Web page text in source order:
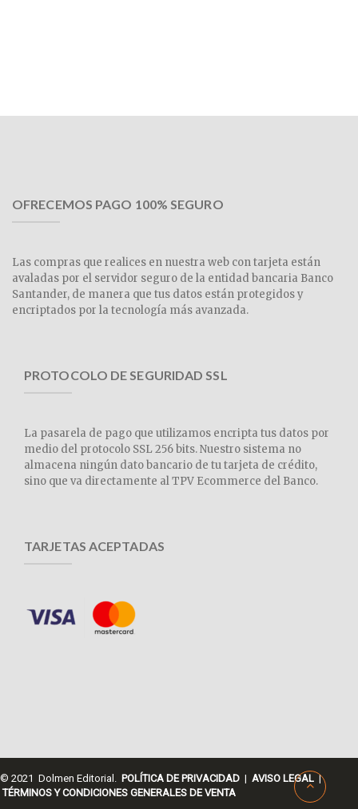
OFRECEMOS PAGO 100% SEGURO
Las compras que realices en nuestra web con tarjeta están
avaladas por el servidor seguro de la entidad bancaria Banco
Santander, de manera que tus datos están protegidos y
encriptados por la tecnología más avanzada.
PROTOCOLO DE SEGURIDAD SSL
La pasarela de pago que utilizamos encripta tus datos por
medio del protocolo SSL 256 bits. Nuestro sistema no
almacena ningún dato bancario de tu tarjeta de crédito,
sino que va directamente al TPV Ecommerce del Banco.
TARJETAS ACEPTADAS
© 2021 Dolmen Editorial. POLÍTICA DE PRIVACIDAD | AVISO LEGAL |
TÉRMINOS Y CONDICIONES GENERALES DE VENTA